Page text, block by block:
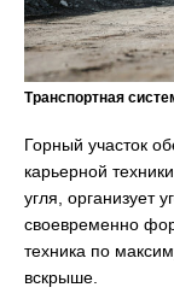
Транспортная
Горный участок
карьерной
угля, организует
своевременно
техника по
вскрыше.